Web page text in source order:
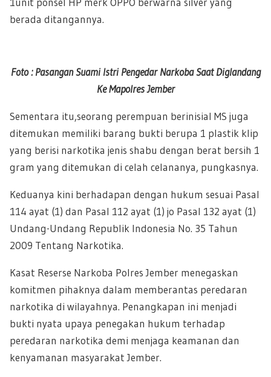
berada ditangannya.
Foto : Pasangan Suami Istri Pengedar Narkoba Saat Diglandang
Ke Mapolres Jember
Sementara itu,seorang perempuan berinisial MS juga
ditemukan memiliki barang bukti berupa 1 plastik klip
yang berisi narkotika jenis shabu dengan berat bersih 1
gram yang ditemukan di celah celananya, pungkasnya.
Keduanya kini berhadapan dengan hukum sesuai Pasal
114 ayat (1) dan Pasal 112 ayat (1) jo Pasal 132 ayat (1)
Undang-Undang Republik Indonesia No. 35 Tahun
2009 Tentang Narkotika.
Kasat Reserse Narkoba Polres Jember menegaskan
komitmen pihaknya dalam memberantas peredaran
narkotika di wilayahnya. Penangkapan ini menjadi
bukti nyata upaya penegakan hukum terhadap
peredaran narkotika demi menjaga keamanan dan
kenyamanan masyarakat Jember.